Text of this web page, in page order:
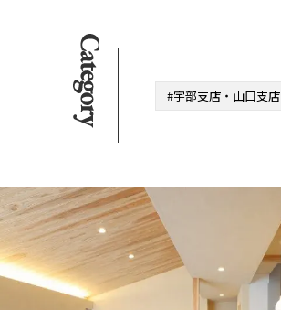
#宇部支店・山口支店